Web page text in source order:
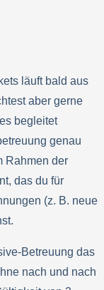
läuft bald aus
aber gerne
begleitet
genau
Rahmen der
das du für
(z. B. neue
Betreuung das
nach und nach